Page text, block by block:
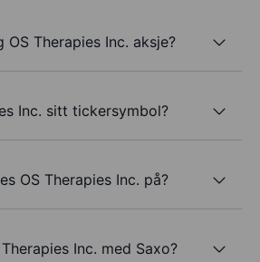
Therapies Inc. aksje?
Inc. sitt tickersymbol?
OS Therapies Inc. på?
Inc. med Saxo?